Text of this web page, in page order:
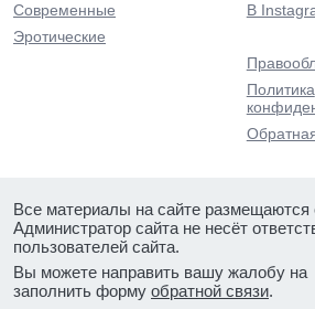
Современные
Эротические
В
Политика
Все материалы на сайте размещаются
Администратор сайта не несёт
пользователей сайта.
Вы можете направить вашу жалобу на
заполнить форму обратной связи.